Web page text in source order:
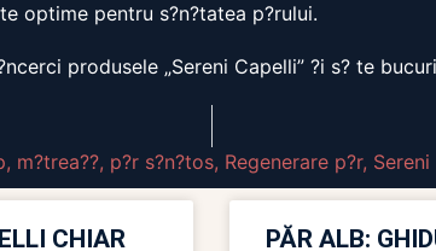
optime pentru s?n?tatea p?rului.
produsele „Sereni Capelli” ?i s? te
, m?trea??, p?r s?n?tos, Regenerare p?r,
CHIAR
PĂR ALB: